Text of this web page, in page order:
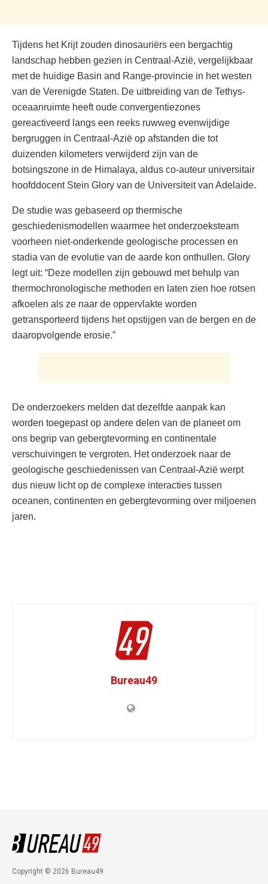
Tijdens het Krijt zouden dinosauriërs een bergachtig
landschap hebben gezien in Centraal-Azië, vergelijkbaar
met de huidige Basin and Range-provincie in het westen
van de Verenigde Staten. De uitbreiding van de Tethys-
oceaanruimte heeft oude convergentiezones
gereactiveerd langs een reeks ruwweg evenwijdige
bergruggen in Centraal-Azië op afstanden die tot
duizenden kilometers verwijderd zijn van de
botsingszone in de Himalaya, aldus co-auteur universitair
hoofddocent Stein Glory van de Universiteit van Adelaide.
De studie was gebaseerd op thermische
geschiedenismodellen waarmee het onderzoeksteam
voorheen niet-onderkende geologische processen en
stadia van de evolutie van de aarde kon onthullen. Glory
legt uit: “Deze modellen zijn gebouwd met behulp van
thermochronologische methoden en laten zien hoe rotsen
afkoelen als ze naar de oppervlakte worden
getransporteerd tijdens het opstijgen van de bergen en de
daaropvolgende erosie.”
De onderzoekers melden dat dezelfde aanpak kan
worden toegepast op andere delen van de planeet om
ons begrip van gebergtevorming en continentale
verschuivingen te vergroten. Het onderzoek naar de
geologische geschiedenissen van Centraal-Azië werpt
dus nieuw licht op de complexe interacties tussen
oceanen, continenten en gebergtevorming over miljoenen
jaren.
Bureau49
Copyright © 2026 Bureau49